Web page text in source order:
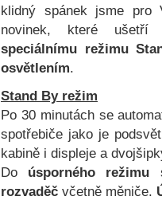
klidný spánek jsme pro
novinek, které
speciálnímu režimu
osvětlením.
Stand By režim
Po 30 minutách se
spotřebiče jako je
kabině i displeje a
Do úsporného režimu
rozvaděč včetně měniče.